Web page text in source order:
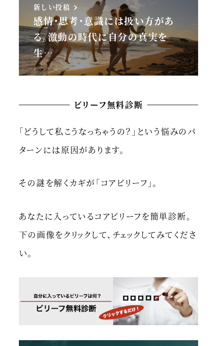
新しい投稿
感情・思考・意識には扱い方があ
る。激動の時代に自分の真実を
生…
ビリーフ無料診断
「どうして私こうなっちゃうの？」という悩みのパ
ターンには原因があります。
その謎を解くカギが「コアビリーフ」。
あなたに入っているコアビリーフを簡単診断。
下の画像をクリックして、チェックしてみてくださ
い。